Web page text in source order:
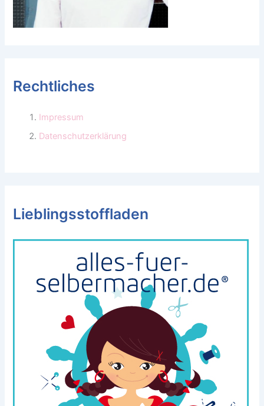
Rechtliches
Impressum
Datenschutzerklärung
Lieblingsstoffladen